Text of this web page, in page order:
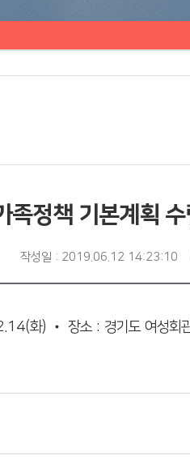
족정책 기본계획 수
작성일 : 2019.06.12 14:23:10
화) • 장소 : 경기도 여성